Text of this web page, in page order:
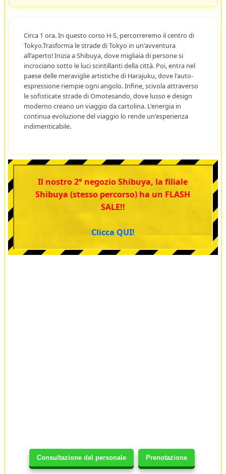
Consultazione del personale Prenotazione
Circa 1 ora. In questo corso H-S, percorreremo il centro di
Tokyo.Trasforma le strade di Tokyo in un'avventura
all'aperto! Inizia a Shibuya, dove migliaia di persone si
incrociano sotto le luci scintillanti della città. Poi, entra nel
paese delle meraviglie artistiche di Harajuku, dove l'auto-
espressione riempie ogni angolo. Infine, scivola attraverso
le sofisticate strade di Omotesando, dove lusso e design
moderno creano un viaggio da cartolina. L'energia in
continua evoluzione del viaggio lo rende un'esperienza
indimenticabile.
Il nostro 2° negozio Shibuya, la filiale
Shibuya (stesso percorso) ha un FLASH
SALE!!
Clicca QUI!